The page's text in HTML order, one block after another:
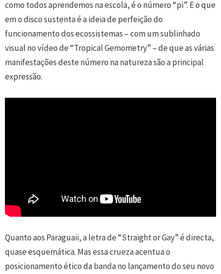
como todos aprendemos na escola, é o número “pi”. E o que
em o disco sustenta é a ideia de perfeição do
funcionamento dos ecossistemas – com um sublinhado
visual no vídeo de “Tropical Gemometry” – de que as várias
manifestações deste número na natureza são a principal
expressão.
Quanto aos Paraguaii, a letra de “Straight or Gay” é directa,
quase esquemática. Mas essa crueza acentua o
posicionamento ético da banda no lançamento do seu novo